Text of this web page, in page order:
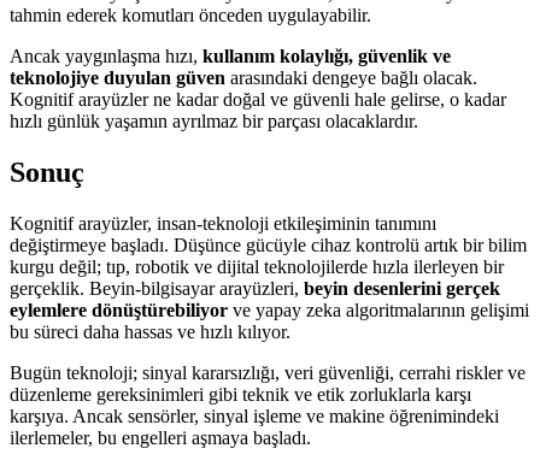
tahmin ederek komutları önceden uygulayabilir.
Ancak yaygınlaşma hızı, kullanım kolaylığı, güvenlik ve
teknolojiye duyulan güven arasındaki dengeye bağlı olacak.
Kognitif arayüzler ne kadar doğal ve güvenli hale gelirse, o kadar
hızlı günlük yaşamın ayrılmaz bir parçası olacaklardır.
Sonuç
Kognitif arayüzler, insan-teknoloji etkileşiminin tanımını
değiştirmeye başladı. Düşünce gücüyle cihaz kontrolü artık bir bilim
kurgu değil; tıp, robotik ve dijital teknolojilerde hızla ilerleyen bir
gerçeklik. Beyin-bilgisayar arayüzleri, beyin desenlerini gerçek
eylemlere dönüştürebiliyor ve yapay zeka algoritmalarının gelişimi
bu süreci daha hassas ve hızlı kılıyor.
Bugün teknoloji; sinyal kararsızlığı, veri güvenliği, cerrahi riskler ve
düzenleme gereksinimleri gibi teknik ve etik zorluklarla karşı
karşıya. Ancak sensörler, sinyal işleme ve makine öğrenimindeki
ilerlemeler, bu engelleri aşmaya başladı.